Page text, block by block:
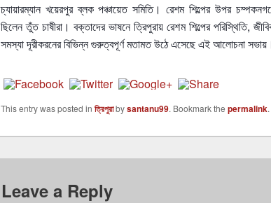
চ্যায়ারম্যান খয়েরপুর ব্লক পঞ্চায়েত সমিতি। রেশম শিল্পের উপর
ছিলেন তুঁত চাষীরা। বক্তাদের ভাষনে ত্রিপুরায় রেশম শিল্পের পরিস্থিতি,
সমস্যা দূরীকরনের বিভিন্ন গুরুত্বপূর্ণ মতামত উঠে এসেছে এই আলোচনা সভায়।
This entry was posted in ত্রিপুরাbysantanu99. Bookmark the permalink.
Leave a Reply